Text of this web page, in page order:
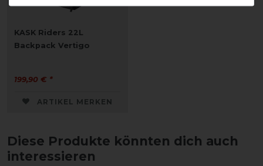
KASK Riders 22L
Backpack Vertigo
199,90 € *
ARTIKEL MERKEN
Diese Produkte könnten dich auch
interessieren